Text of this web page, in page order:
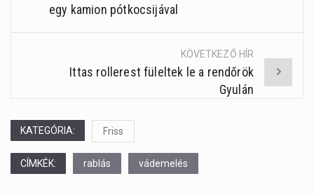
navigation
egy kamion pótkocsijával
KÖVETKEZŐ HÍR
Ittas rollerest füleltek le a rendőrök
Gyulán
KATEGÓRIA: Friss
CÍMKÉK: rablás vádemelés